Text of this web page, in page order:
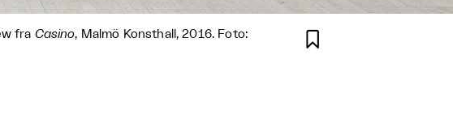
fra Casino, Malmö Konsthall, 2016. Foto:
